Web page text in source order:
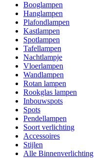
Booglampen
Hanglampen
Plafondlampen
Kastlampen
Spotlampen
Tafellampen
Nachtlampje
Vloerlampen
Wandlampen
Rotan lampen
Rookglas lampen
Inbouwspots
Spots
Pendellampen
Soort verlichting
Accessoires
Stijlen
Alle Binnenverlichting